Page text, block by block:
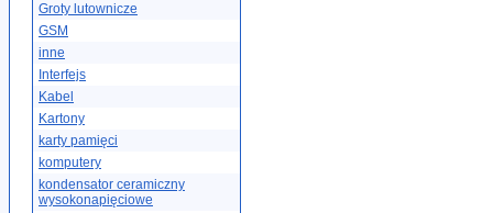
Groty lutownicze
GSM
inne
Interfejs
Kabel
Kartony
karty pamięci
komputery
kondensator ceramiczny
wysokonapięciowe